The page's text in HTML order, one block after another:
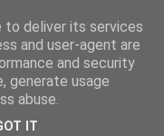
de nous faire
la par des moyens
qu'on remplisse nos
to deliver its services
and user-agent are
and security
generate usage
abuse.
IT